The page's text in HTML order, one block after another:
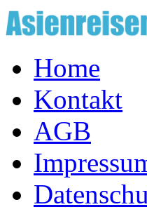
Home
Kontakt
AGB